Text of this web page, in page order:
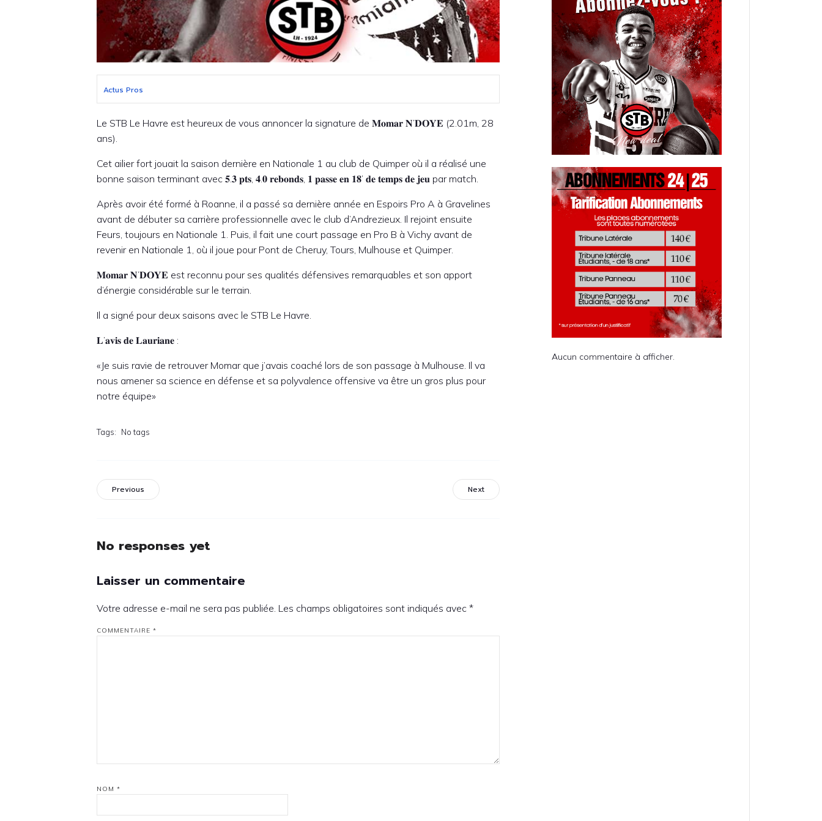
Actus Pros
Le STB Le Havre est heureux de vous annoncer la signature de 𝐌𝐨𝐦𝐚𝐫 𝐍’𝐃𝐎𝐘𝐄 (2.01m, 28
ans).
Cet ailier fort jouait la saison dernière en Nationale 1 au club de Quimper où il a réalisé une
bonne saison terminant avec 𝟓.𝟑 𝐩𝐭𝐬, 𝟒.𝟎 𝐫𝐞𝐛𝐨𝐧𝐝𝐬, 𝟏 𝐩𝐚𝐬𝐬𝐞 𝐞𝐧 𝟏𝟖’ 𝐝𝐞 𝐭𝐞𝐦𝐩𝐬 𝐝𝐞 𝐣𝐞𝐮 par match.
Après avoir été formé à Roanne, il a passé sa dernière année en Espoirs Pro A à Gravelines
avant de débuter sa carrière professionnelle avec le club d’Andrezieux. Il rejoint ensuite
Feurs, toujours en Nationale 1. Puis, il fait une court passage en Pro B à Vichy avant de
revenir en Nationale 1, où il joue pour Pont de Cheruy, Tours, Mulhouse et Quimper.
𝐌𝐨𝐦𝐚𝐫 𝐍’𝐃𝐎𝐘𝐄 est reconnu pour ses qualités défensives remarquables et son apport
d’énergie considérable sur le terrain.
Il a signé pour deux saisons avec le STB Le Havre.
𝐋’𝐚𝐯𝐢𝐬 𝐝𝐞 𝐋𝐚𝐮𝐫𝐢𝐚𝐧𝐞 :
«Je suis ravie de retrouver Momar que j’avais coaché lors de son passage à Mulhouse. Il va
nous amener sa science en défense et sa polyvalence offensive va être un gros plus pour
notre équipe»
Tags: No tags
Previous Next
No responses yet
Laisser un commentaire
Votre adresse e-mail ne sera pas publiée. Les champs obligatoires sont indiqués avec *
COMMENTAIRE *
NOM *
Aucun commentaire à afficher.